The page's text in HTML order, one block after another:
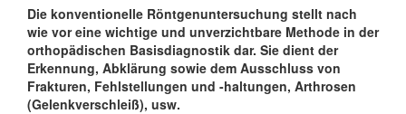
Die konventionelle Röntgenuntersuchung stellt nach
wie vor eine wichtige und unverzichtbare Methode in der
orthopädischen Basisdiagnostik dar. Sie dient der
Erkennung, Abklärung sowie dem Ausschluss von
Frakturen, Fehlstellungen und -haltungen, Arthrosen
(Gelenkverschleiß), usw.